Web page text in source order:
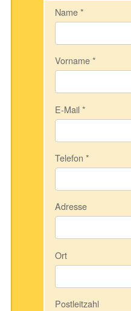
Name*
Vorname*
E-Mail*
Telefon *
Adresse
Ort
Postleitzahl